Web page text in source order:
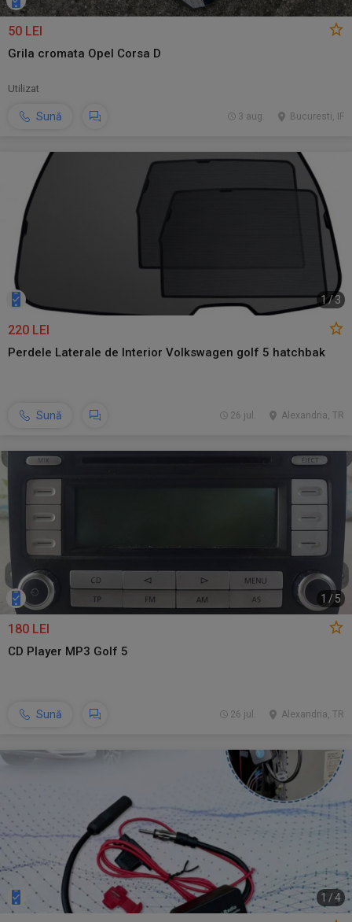
50 LEI
Grila cromata Opel Corsa D
Utilizat
Sună Bucuresti, IF
3 aug.
1 /3
220 LEI
Perdele Laterale de Interior Volkswagen golf 5 hatchbak
Sună Alexandria, TR
26 jul.
1 / 5
180 LEI
CD Player MP3 Golf 5
Sună Alexandria, TR
26 jul.
1 /4